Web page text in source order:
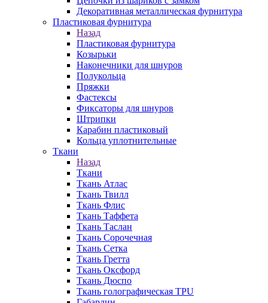
Декоративная металлическая фурнитура
Пластиковая фурнитура
Назад
Пластиковая фурнитура
Козырьки
Наконечники для шнуров
Полукольца
Пряжки
Фастексы
Фиксаторы для шнуров
Штрипки
Карабин пластиковый
Кольца уплотнительные
Ткани
Назад
Ткани
Ткань Атлас
Ткань Твилл
Ткань Флис
Ткань Таффета
Ткань Таслан
Ткань Сорочечная
Ткань Сетка
Ткань Гретта
Ткань Оксфорд
Ткань Дюспо
Ткань голографическая TPU